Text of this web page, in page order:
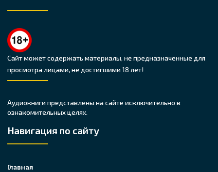
Сайт может содержать материалы, не предназначенные для
просмотра лицами, не достигшими 18 лет!
Аудиокниги представлены на сайте исключительно в
ознакомительных целях.
Навигация по сайту
Главная